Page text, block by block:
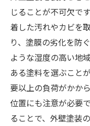
じることが不可欠で
着した汚れやカビを
り、塗膜の劣化を防
ような湿度の高い地
ある塗料を選ぶこと
要以上の負荷がかか
位置にも注意が必要
ることで、外壁塗装